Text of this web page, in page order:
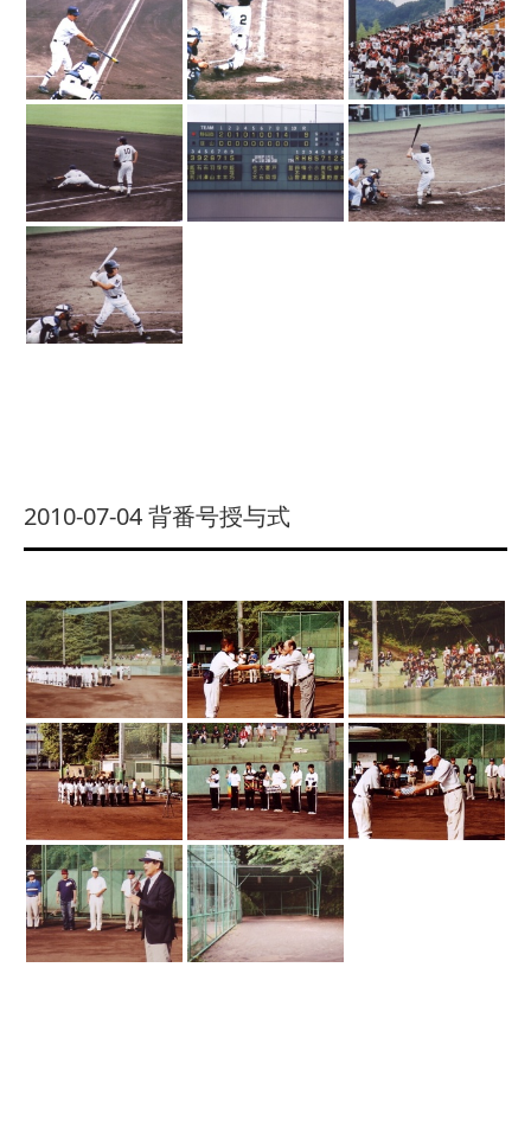
2010-07-04 背番号授与式